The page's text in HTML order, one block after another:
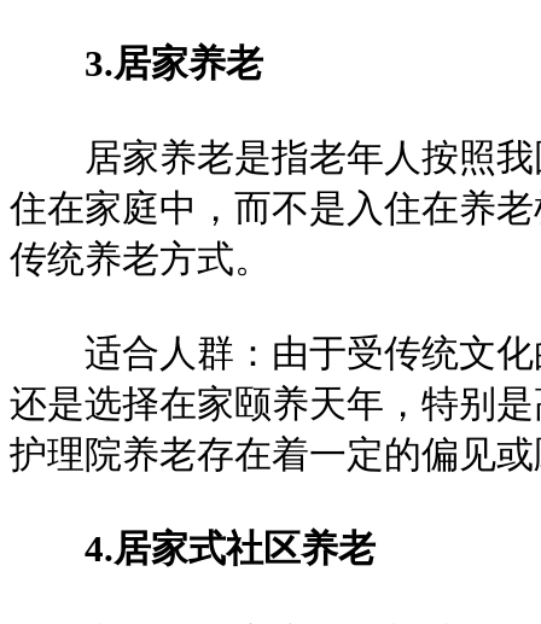
3.居家养老
居家养老是指老年人按照我
住在家庭中，而不是入住在养
传统养老方式。
适合人群：由于受传统文化
还是选择在家颐养天年，特别
护理院养老存在着一定的偏见
4.居家式社区养老